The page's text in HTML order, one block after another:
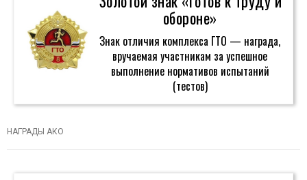
обороне»
Знак отличия комплекса ГТО — награда,
вручаемая участникам за успешное
выполнение нормативов испытаний
(тестов)
НАГРАДЫ АКО